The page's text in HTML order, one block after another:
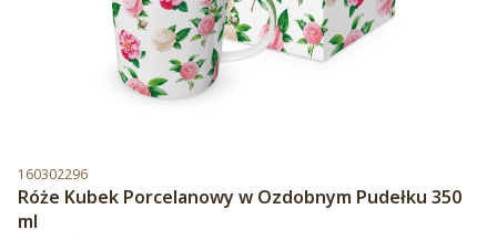
Kod produktu
160302296
Róże Kubek Porcelanowy w Ozdobnym Pudełku 350
ml